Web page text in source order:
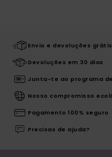
Envio e devoluções
Devoluções em 30 dias
Junta-te ao programa
Nosso compromisso
Pagamento 100% seguro
Precisas de ajuda?